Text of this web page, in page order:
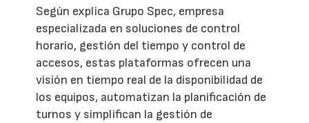
Según explica Grupo Spec, empresa
especializada en soluciones de control
horario, gestión del tiempo y control de
accesos, estas plataformas ofrecen una
visión en tiempo real de la disponibilidad de
los equipos, automatizan la planificación de
turnos y simplifican la gestión de